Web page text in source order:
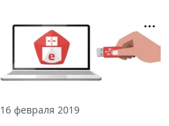
16 февраля 2019